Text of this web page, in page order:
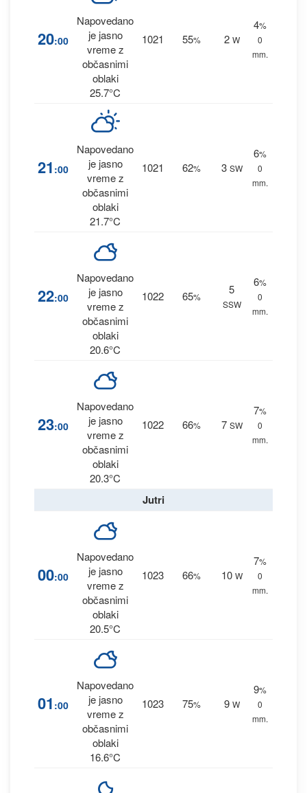
20:00
Napovedano
je jasno
vreme z
občasnimi
oblaki
25.7°C
1021 55% 2 W
4%
0
mm.
21 :00
Napovedano
je jasno
vreme z
občasnimi
oblaki
21.7°C
1021 62% 3 SW
6%
0
mm.
22:00
Napovedano
je jasno
vreme z
občasnimi
oblaki
20.6°C
1022 65%
5
SSW
6%
0
mm.
23:00
Napovedano
je jasno
vreme z
občasnimi
oblaki
20.3°C
1022 66% 7 SW
7%
0
mm.
Jutri
00:00
Napovedano
je jasno
vreme z
občasnimi
oblaki
20.5°C
1023 66% 10 W
7%
0
mm.
01 :00
Napovedano
je jasno
vreme z
občasnimi
oblaki
16.6°C
1023 75% 9 W
9%
0
mm.